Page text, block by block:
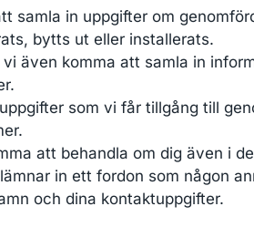
samla in uppgifter om
bytts ut eller installerats.
även komma att samla in
som vi får tillgång till
att behandla om dig även i
in ett fordon som någon
och dina kontaktuppgifter.